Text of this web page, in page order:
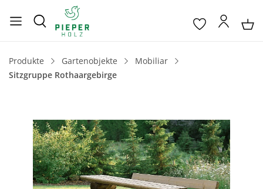
Produkte Gartenobjekte
Mobiliar
Sitzgruppe Rothaargebirge
Bildergalerie überspringen